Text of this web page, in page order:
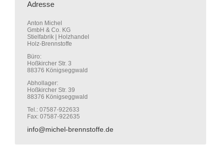
Adresse
Anton Michel
GmbH & Co. KG
Stielfabrik | Holzhandel
Holz-Brennstoffe
Büro:
Hoßkircher Str. 3
88376 Königseggwald
Abhollager:
Hoßkircher Str. 39
88376 Königseggwald
Tel.: 07587-922633
Fax: 07587-922635
info@michel-brennstoffe.de